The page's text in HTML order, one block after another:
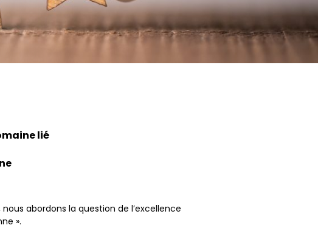
lié
abordons la question de l’excellence
».